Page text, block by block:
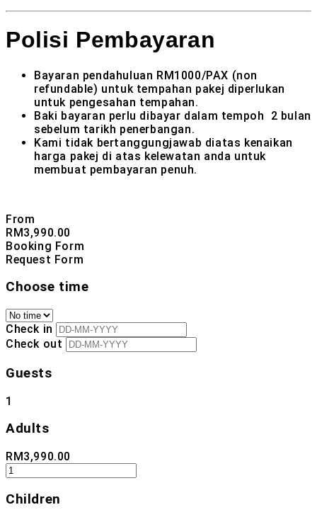
Polisi Pembayaran
Bayaran pendahuluan RM1000/PAX (non
refundable) untuk tempahan pakej diperlukan
untuk pengesahan tempahan.
Baki bayaran perlu dibayar dalam tempoh 2 bulan
sebelum tarikh penerbangan.
Kami tidak bertanggungjawab diatas kenaikan
harga pakej di atas kelewatan anda untuk
membuat pembayaran penuh.
From
RM3,990.00
Booking Form
Request Form
Choose time
Check in
Check out
Guests
1
Adults
RM3,990.00
Children